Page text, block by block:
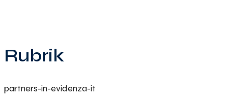
Rubrik
partners-in-evidenza-it